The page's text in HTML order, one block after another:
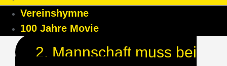
Vereinshymne
100 Jahre Movie
2. Mannschaft muss bei